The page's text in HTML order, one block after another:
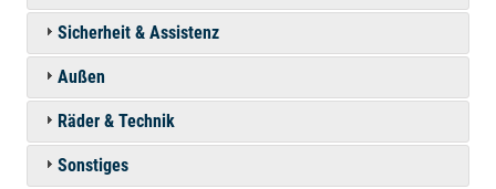
Sicherheit & Assistenz
Außen
Räder & Technik
Sonstiges